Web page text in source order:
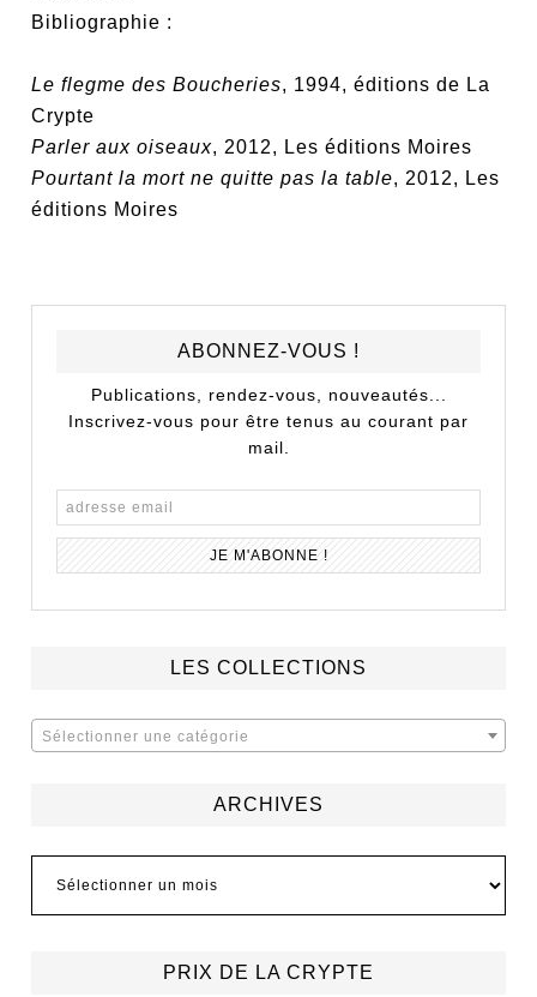
Bibliographie :
Le flegme des Boucheries, 1994, éditions de La
Crypte
Parler aux oiseaux, 2012, Les éditions Moires
Pourtant la mort ne quitte pas la table, 2012, Les
éditions Moires
ABONNEZ-VOUS !
Publications, rendez-vous, nouveautés...
Inscrivez-vous pour être tenus au courant par
mail.
LES COLLECTIONS
Sélectionner une catégorie
ARCHIVES
PRIX DE LA CRYPTE